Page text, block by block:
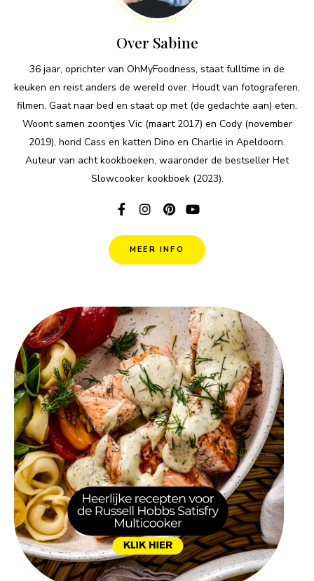
Over Sabine
36 jaar, oprichter van OhMyFoodness, staat fulltime in de
keuken en reist anders de wereld over. Houdt van fotograferen,
filmen. Gaat naar bed en staat op met (de gedachte aan) eten.
Woont samen zoontjes Vic (maart 2017) en Cody (november
2019), hond Cass en katten Dino en Charlie in Apeldoorn.
Auteur van acht kookboeken, waaronder de bestseller Het
Slowcooker kookboek (2023).
MEER INFO